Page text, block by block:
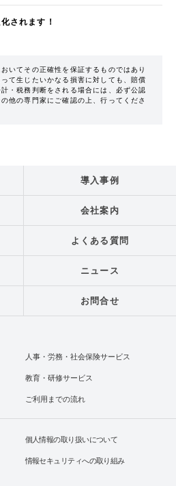
されます！
いてその正確性を保証するものではあり
て生じたいかなる損害に対しても、賠償
・税務判断をされる場合には、必ず公認
他の専門家にご確認の上、行ってくださ
導入事例
会社案内
よくある質問
ニュース
お問合せ
人事・労務・社会保険サービス
教育・研修サービス
ご利用までの流れ
個人情報の取り扱いについて
情報セキュリティへの取り組み